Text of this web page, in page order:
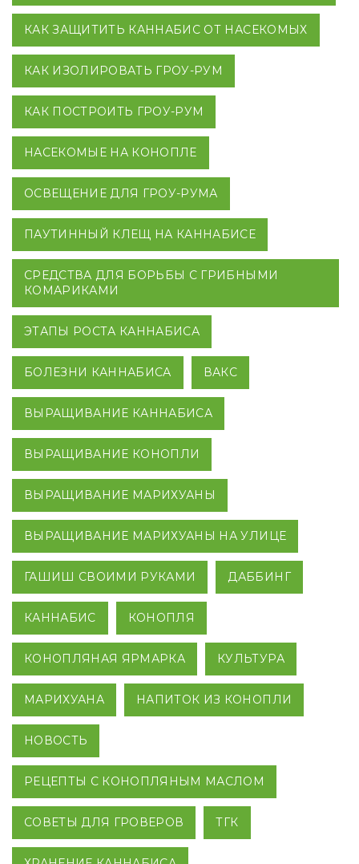
КАК ЗАЩИТИТЬ КАННАБИС ОТ НАСЕКОМЫХ
КАК ИЗОЛИРОВАТЬ ГРОУ-РУМ
КАК ПОСТРОИТЬ ГРОУ-РУМ
НАСЕКОМЫЕ НА КОНОПЛЕ
ОСВЕЩЕНИЕ ДЛЯ ГРОУ-РУМА
ПАУТИННЫЙ КЛЕЩ НА КАННАБИСЕ
СРЕДСТВА ДЛЯ БОРЬБЫ С ГРИБНЫМИ
КОМАРИКАМИ
ЭТАПЫ РОСТА КАННАБИСА
БОЛЕЗНИ КАННАБИСА ВАКС
ВЫРАЩИВАНИЕ КАННАБИСА
ВЫРАЩИВАНИЕ КОНОПЛИ
ВЫРАЩИВАНИЕ МАРИХУАНЫ
ВЫРАЩИВАНИЕ МАРИХУАНЫ НА УЛИЦЕ
ГАШИШ СВОИМИ РУКАМИ ДАББИНГ
КАННАБИС КОНОПЛЯ
КОНОПЛЯНАЯ ЯРМАРКА КУЛЬТУРА
МАРИХУАНА НАПИТОК ИЗ КОНОПЛИ
НОВОСТЬ
РЕЦЕПТЫ С КОНОПЛЯНЫМ МАСЛОМ
СОВЕТЫ ДЛЯ ГРОВЕРОВ ТГК